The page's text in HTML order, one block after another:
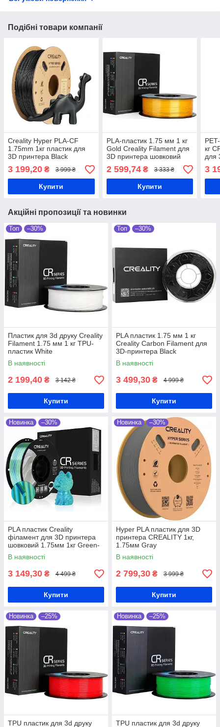
Подібні товари компанії
Creality Hyper PLA-CF
1.75mm 1кг пластик для
3D принтера Black
3 199,20 ₴ 3 999 ₴
Купити
PLA-пластик 1.75 мм 1 кг
Gold Creality Filament для
3D принтера шовковий
блиск
2 599,74₴ 3 333 ₴
Купити
кг
для
3
Акційні пропозиції та новинки
Топ –30%
Пластик для 3d друку Creality
Filament 1.75 мм 1 кг TPU-
пластик White
В наявності
2 199,40 ₴ 3 142 ₴
Купити
Топ –30%
PLA пластик 1.75 мм 1 кг
Creality Carbon Filament для
3D-принтера Black
В наявності
3 499,30 ₴ 4 999 ₴
Купити
Новинка –30%
PLA пластик Creality
філамент для 3D принтера
шовковий 1.75мм 1кг Green-
Blue
В наявності
3 149,30 ₴ 4 499 ₴
Купити
Новинка –30%
Hyper PLA пластик для 3D
принтера CREALITY 1кг,
1.75мм Gray
В наявності
2 799,30 ₴ 3 999 ₴
Купити
Новинка –25%
TPU пластик для 3d друку
Новинка –25%
TPU пластик для 3d друку